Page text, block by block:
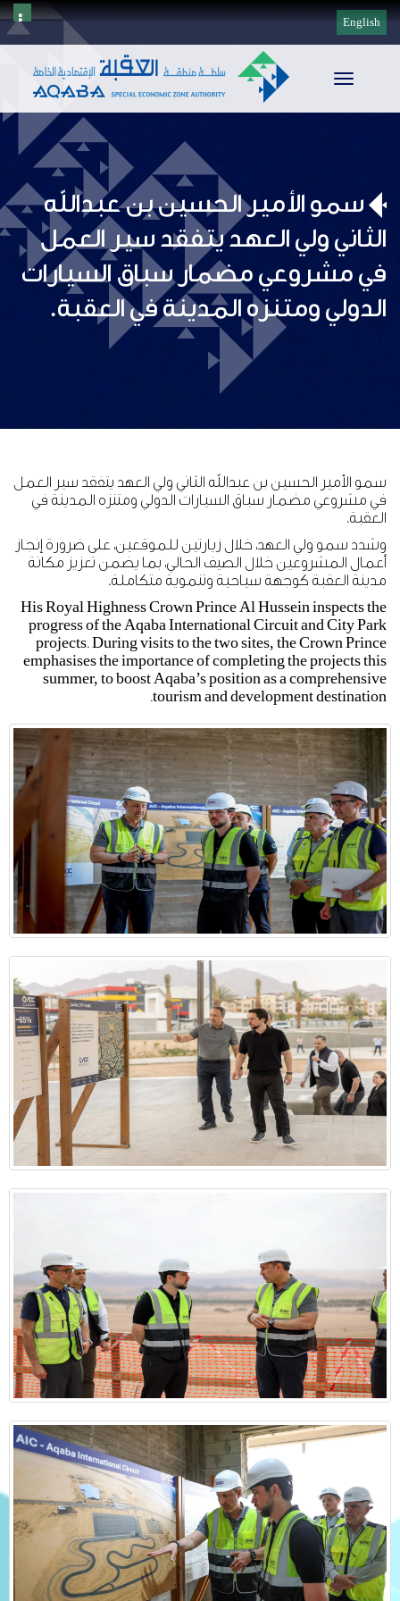
English
Toggle
سمو الأمير الحسين بن عبدالله
الثاني ولي العهد يتفقد سير العمل
في مشروعي مضمار سباق السيارات
الدولي ومتنزه المدينة في العقبة.
سمو الأمير الحسين بن عبدالله الثاني ولي العهد يتفقد سير العمل
في مشروعي مضمار سباق السيارات الدولي ومتنزه المدينة في
العقبة.
وشدد سمو ولي العهد، خلال زيارتين للموقعين، على ضرورة إنجاز
أعمال المشروعين خلال الصيف الحالي، بما يضمن تعزيز مكانة
مدينة العقبة كوجهة سياحية وتنموية متكاملة.
His Royal Highness Crown Prince Al Hussein inspects the
progress of the Aqaba International Circuit and City Park
projects. During visits to the two sites, the Crown Prince
emphasises the importance of completing the projects this
summer, to boost Aqaba’s position as a comprehensive
tourism and development destination.